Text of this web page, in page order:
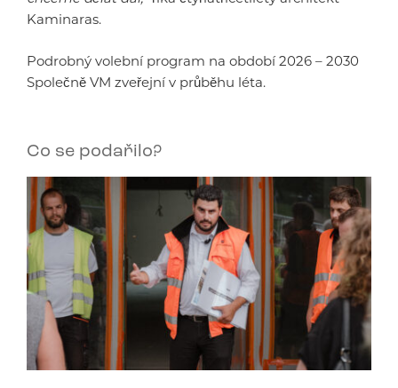
Kaminaras.
Podrobný volební program na období 2026 – 2030
Společně VM zveřejní v průběhu léta.
Co se podařilo?